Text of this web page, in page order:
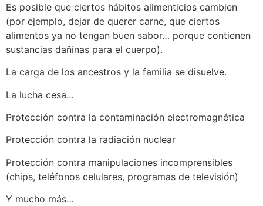
Es posible que ciertos hábitos alimenticios cambien
(por ejemplo, dejar de querer carne, que ciertos
alimentos ya no tengan buen sabor… porque contienen
sustancias dañinas para el cuerpo).
La carga de los ancestros y la familia se disuelve.
La lucha cesa…
Protección contra la contaminación electromagnética
Protección contra la radiación nuclear
Protección contra manipulaciones incomprensibles
(chips, teléfonos celulares, programas de televisión)
Y mucho más…